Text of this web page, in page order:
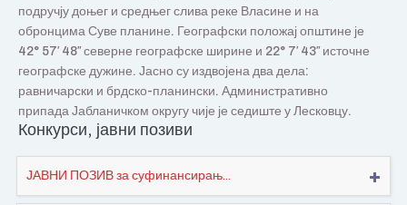
подручју доњег и средњег слива реке Власине и на
обронцима Суве планине. Географски положај општине је
42° 57′ 48″ северне географске ширине и 22° 7′ 43″ источне
географске дужине. Јасно су издвојена два дела:
равничарски и брдско-планински. Административно
припада Јабланичком округу чије је седиште у Лесковцу.
Конкурси, јавни позиви
ЈАВНИ ПОЗИВ за суфинансирањ...